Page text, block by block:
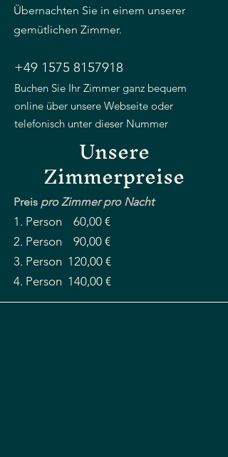
Übernachten Sie in einem unserer
gemütlichen Zimmer.
+49 1575 8157918
Buchen Sie Ihr Zimmer ganz bequem
online über unsere Webseite oder
telefonisch unter dieser Nummer
Unsere
Zimmerpreise
Preis pro Zimmer pro Nacht
1. Person 60,00 €
2. Person 90,00 €
3. Person 120,00 €
4. Person 140,00 €